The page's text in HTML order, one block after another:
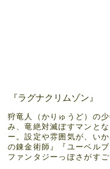
『ラグナクリムゾン』
狩竜人（かりゅうど）の
み、竜絶対滅ぼすマンと
ー。設定や雰囲気が、い
の錬金術師』『ユーベル
ファンタジーっぽさがすご